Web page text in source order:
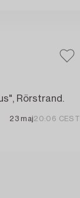
Rörstrand.
23 maj20:06 CEST